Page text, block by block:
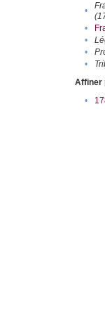
•
•
•
•
•
Affiner
•